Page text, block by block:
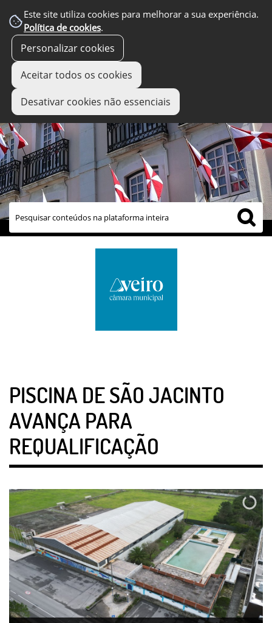
Este site utiliza cookies para melhorar a sua experiência.
Política de cookies.
Personalizar cookies
Aceitar todos os cookies
Desativar cookies não essenciais
links úteis
PISCINA DE SÃO JACINTO
AVANÇA PARA
REQUALIFICAÇÃO